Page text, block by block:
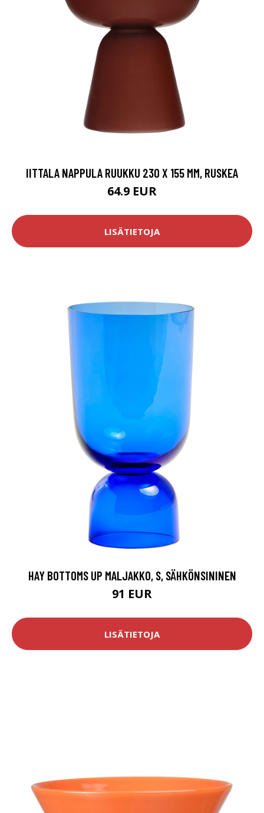
IITTALA NAPPULA RUUKKU 230 X 155 MM, RUSKEA
64.9 EUR
LISÄTIETOJA
HAY BOTTOMS UP MALJAKKO, S, SÄHKÖNSININEN
91 EUR
LISÄTIETOJA